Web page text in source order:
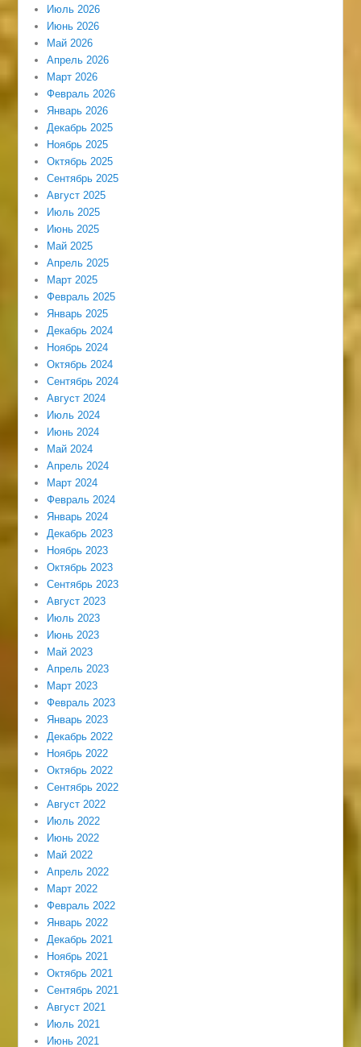
Июль 2026
Июнь 2026
Май 2026
Апрель 2026
Март 2026
Февраль 2026
Январь 2026
Декабрь 2025
Ноябрь 2025
Октябрь 2025
Сентябрь 2025
Август 2025
Июль 2025
Июнь 2025
Май 2025
Апрель 2025
Март 2025
Февраль 2025
Январь 2025
Декабрь 2024
Ноябрь 2024
Октябрь 2024
Сентябрь 2024
Август 2024
Июль 2024
Июнь 2024
Май 2024
Апрель 2024
Март 2024
Февраль 2024
Январь 2024
Декабрь 2023
Ноябрь 2023
Октябрь 2023
Сентябрь 2023
Август 2023
Июль 2023
Июнь 2023
Май 2023
Апрель 2023
Март 2023
Февраль 2023
Январь 2023
Декабрь 2022
Ноябрь 2022
Октябрь 2022
Сентябрь 2022
Август 2022
Июль 2022
Июнь 2022
Май 2022
Апрель 2022
Март 2022
Февраль 2022
Январь 2022
Декабрь 2021
Ноябрь 2021
Октябрь 2021
Сентябрь 2021
Август 2021
Июль 2021
Июнь 2021